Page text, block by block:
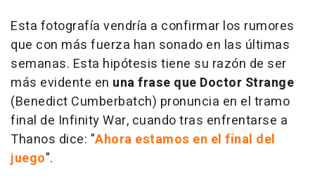
Esta fotografía vendría a confirmar los rumores
que con más fuerza han sonado en las últimas
semanas. Esta hipótesis tiene su razón de ser
más evidente en una frase que Doctor Strange
(Benedict Cumberbatch) pronuncia en el tramo
final de Infinity War, cuando tras enfrentarse a
Thanos dice: "Ahora estamos en el final del
juego".